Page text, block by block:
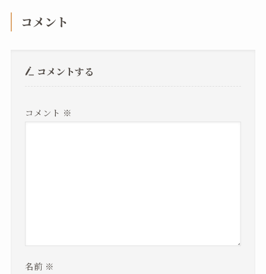
コメント
コメントする
コメント ※
名前 ※